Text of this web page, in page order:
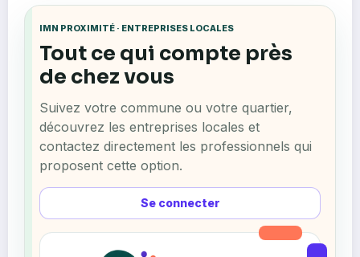
IMN PROXIMITÉ · ENTREPRISES LOCALES
Se connecter
Tout ce qui compte près
de chez vous
Suivez votre commune ou votre quartier,
découvrez les entreprises locales et
contactez directement les professionnels qui
proposent cette option.